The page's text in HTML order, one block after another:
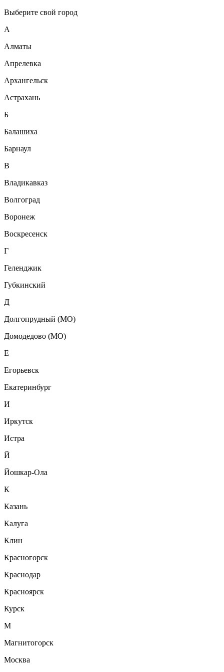
Выберите свой город
А
Алматы
Апрелевка
Архангельск
Астрахань
Б
Балашиха
Барнаул
В
Владикавказ
Волгоград
Воронеж
Воскресенск
Г
Геленджик
Губкинский
Д
Долгопрудный (МО)
Домодедово (МО)
Е
Егорьевск
Екатеринбург
И
Иркутск
Истра
Й
Йошкар-Ола
К
Казань
Калуга
Клин
Красногорск
Краснодар
Красноярск
Курск
М
Магнитогорск
Москва